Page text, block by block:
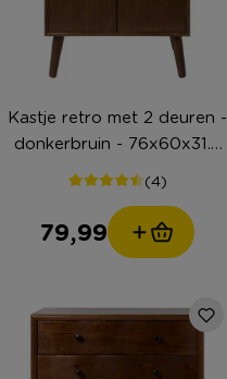
Kastje retro met 2 deuren -
donkerbruin - 76x60x31.5
cm
(4)
79,99